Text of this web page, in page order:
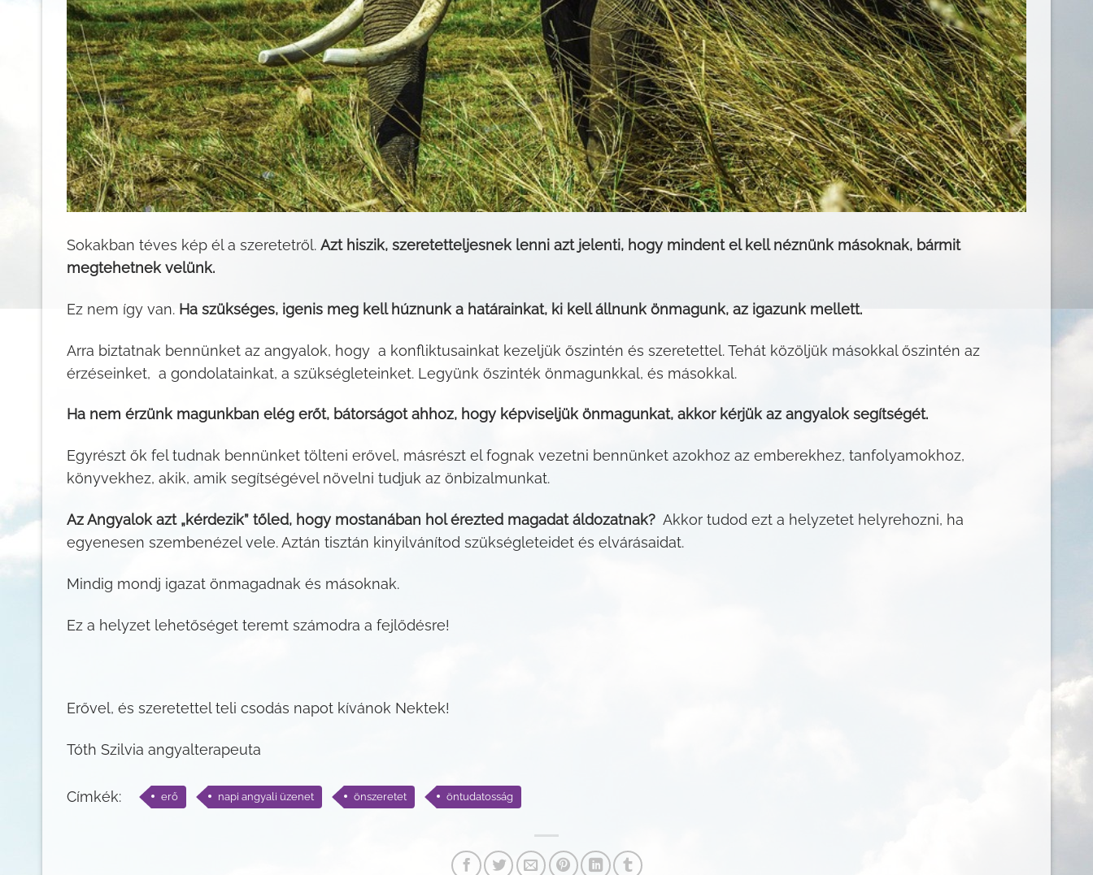
Sokakban téves kép él a szeretetről. Azt hiszik, szeretetteljesnek lenni azt jelenti, hogy mindent el kell néznünk másoknak, bármit
megtehetnek velünk.
Ez nem így van. Ha szükséges, igenis meg kell húznunk a határainkat, ki kell állnunk önmagunk, az igazunk mellett.
Arra biztatnak bennünket az angyalok, hogy a konfliktusainkat kezeljük őszintén és szeretettel. Tehát közöljük másokkal őszintén az
érzéseinket, a gondolatainkat, a szükségleteinket. Legyünk őszinték önmagunkkal, és másokkal.
Ha nem érzünk magunkban elég erőt, bátorságot ahhoz, hogy képviseljük önmagunkat, akkor kérjük az angyalok segítségét.
Egyrészt ők fel tudnak bennünket tölteni erővel, másrészt el fognak vezetni bennünket azokhoz az emberekhez, tanfolyamokhoz,
könyvekhez, akik, amik segítségével növelni tudjuk az önbizalmunkat.
Az Angyalok azt „kérdezik” tőled, hogy mostanában hol érezted magadat áldozatnak? Akkor tudod ezt a helyzetet helyrehozni, ha
egyenesen szembenézel vele. Aztán tisztán kinyilvánítod szükségleteidet és elvárásaidat.
Mindig mondj igazat önmagadnak és másoknak.
Ez a helyzet lehetőséget teremt számodra a fejlődésre!
Erővel, és szeretettel teli csodás napot kívánok Nektek!
Tóth Szilvia angyalterapeuta
Címkék: erő napi angyali üzenet önszeretet öntudatosság